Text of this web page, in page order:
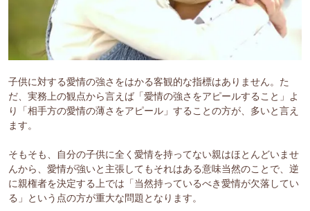
子供に対する愛情の強さをはかる客観的な指標はありません。た
だ、実務上の観点から言えば「愛情の強さをアピールすること」よ
り「相手方の愛情の薄さをアピール」することの方が、多いと言え
ます。
そもそも、自分の子供に全く愛情を持ってない親はほとんどいませ
んから、愛情が強いと主張してもそれはある意味当然のことで、逆
に親権者を決定する上では「当然持っているべき愛情が欠落してい
る」という点の方が重大な問題となります。